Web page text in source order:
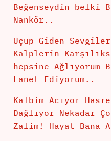
Beğenseydin belki
Nankör..
Uçup Giden
Kalplerin
hepsine Ağlıyorum
Lanet Ediyorum..
Kalbim Acıyor
Dağlıyor Nekadar
Zalim! Hayat Bana